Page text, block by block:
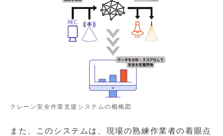
クレーン安全作業支援システムの概略図
また、このシステムは、現場の熟練作業者の着眼点